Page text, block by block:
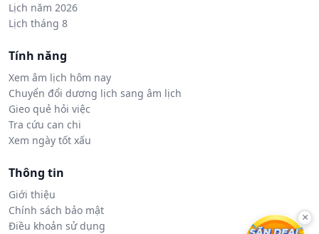
Lịch năm 2026
Lịch tháng 8
Tính năng
Xem âm lịch hôm nay
Chuyển đổi dương lịch sang âm lịch
Gieo quẻ hỏi việc
Tra cứu can chi
Xem ngày tốt xấu
Thông tin
Giới thiệu
Chính sách bảo mật
Điều khoản sử dụng
×